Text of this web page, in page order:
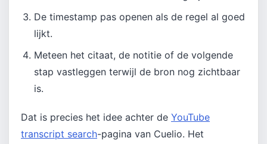
De timestamp pas openen als de regel al goed
lijkt.
Meteen het citaat, de notitie of de volgende
stap vastleggen terwijl de bron nog zichtbaar
is.
Dat is precies het idee achter de YouTube
transcript search-pagina van Cuelio. Het